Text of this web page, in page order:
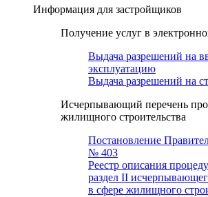
Информация для застройщиков
Получение услуг в
Выдача разрешений на
эксплуатацию
Выдача разрешений на
Исчерпывающий перечень
жилищного строительства
Постановление
№ 403
Реестр описания
раздел II
в сфере жилищного